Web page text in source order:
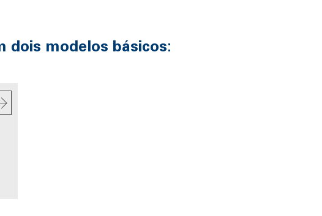
dois modelos básicos: